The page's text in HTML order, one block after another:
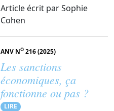
Article écrit par Sophie
Cohen
ANV NO 216 (2025)
Les sanctions
économiques, ça
fonctionne ou pas ?
LIRE